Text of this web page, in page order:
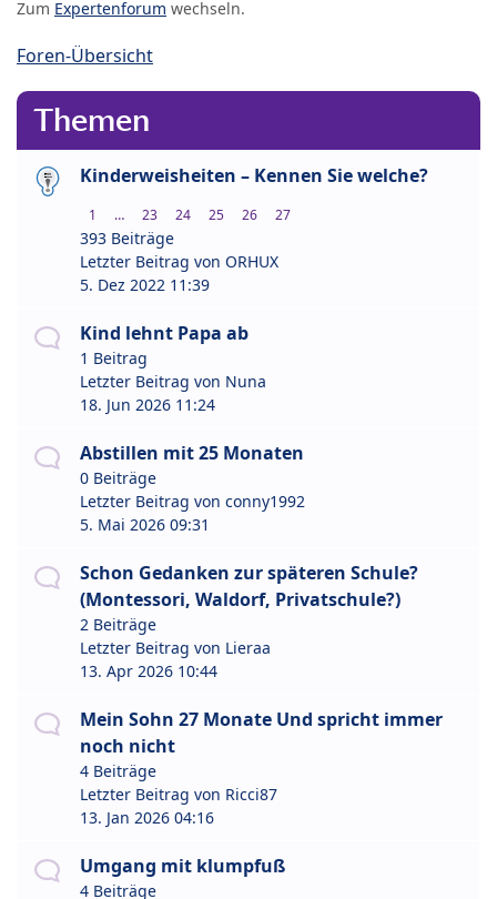
Zum Expertenforum wechseln.
Foren-Übersicht
Themen
Kinderweisheiten – Kennen Sie welche?
1 … 23 24 25 26 27
393 Beiträge
Letzter Beitrag von ORHUX
5. Dez 2022 11:39
Kind lehnt Papa ab
1 Beitrag
Letzter Beitrag von Nuna
18. Jun 2026 11:24
Abstillen mit 25 Monaten
0 Beiträge
Letzter Beitrag von conny1992
5. Mai 2026 09:31
Schon Gedanken zur späteren Schule?
(Montessori, Waldorf, Privatschule?)
2 Beiträge
Letzter Beitrag von Lieraa
13. Apr 2026 10:44
Mein Sohn 27 Monate Und spricht immer
noch nicht
4 Beiträge
Letzter Beitrag von Ricci87
13. Jan 2026 04:16
Umgang mit klumpfuß
4 Beiträge